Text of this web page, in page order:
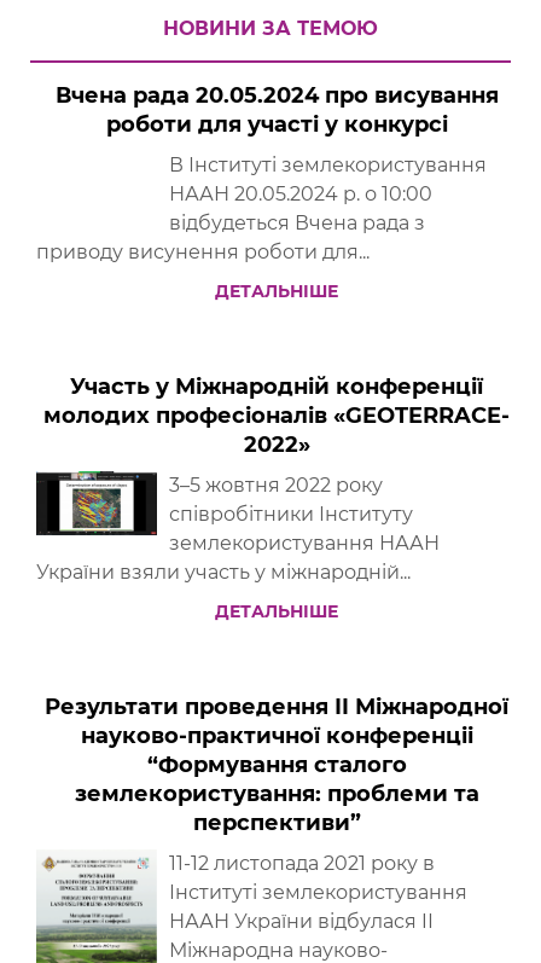
НОВИНИ ЗА ТЕМОЮ
Вчена рада 20.05.2024 про висування
роботи для участі у конкурсі
В Інституті землекористування
НААН 20.05.2024 р. о 10:00
відбудеться Вчена рада з
приводу висунення роботи для...
ДЕТАЛЬНІШЕ
Участь у Міжнародній конференції
молодих професіоналів «GEOTERRACE-
2022»
3–5 жовтня 2022 року
співробітники Інституту
землекористування НААН
України взяли участь у міжнародній...
ДЕТАЛЬНІШЕ
Результати проведення ІI Міжнародної
науково-практичної конференціі
“Формування сталого
землекористування: проблеми та
перспективи”
11-12 листопада 2021 року в
Інституті землекористування
НААН України відбулася IІ
Міжнародна науково-